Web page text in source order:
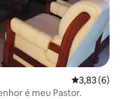
3,83 de
3,83 (6)
é meu Pastor.